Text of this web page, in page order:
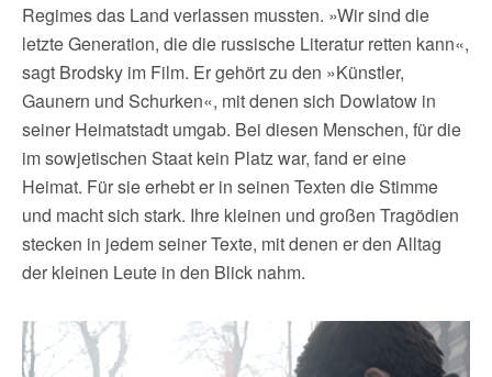
Regimes das Land verlassen mussten. »Wir sind die
letzte Generation, die die russische Literatur retten kann«,
sagt Brodsky im Film. Er gehört zu den »Künstler,
Gaunern und Schurken«, mit denen sich Dowlatow in
seiner Heimatstadt umgab. Bei diesen Menschen, für die
im sowjetischen Staat kein Platz war, fand er eine
Heimat. Für sie erhebt er in seinen Texten die Stimme
und macht sich stark. Ihre kleinen und großen Tragödien
stecken in jedem seiner Texte, mit denen er den Alltag
der kleinen Leute in den Blick nahm.